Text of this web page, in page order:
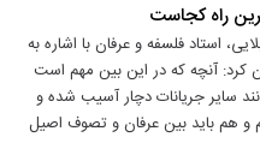
راه کجاست
استاد فلسفه و عرفان با اشاره به
آنچه که در این بین مهم است
سایر جریانات دچار آسیب‌ شده و
و هم باید بین عرفان و تصوف اصیل